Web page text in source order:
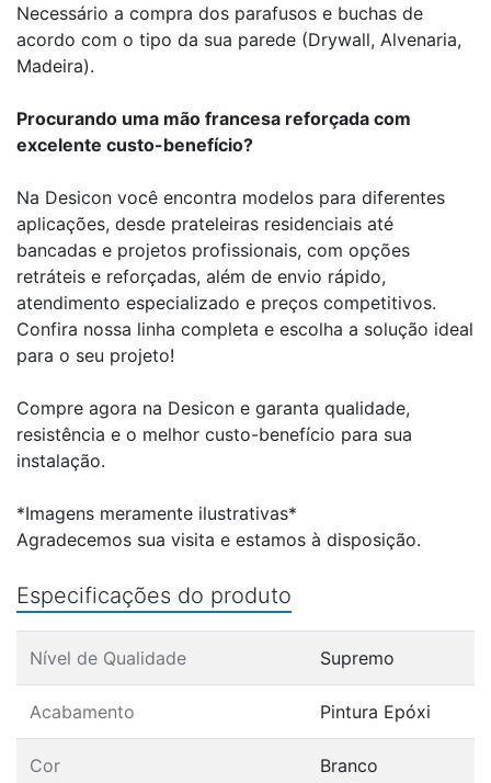
Necessário a compra dos parafusos e buchas de
acordo com o tipo da sua parede (Drywall, Alvenaria,
Madeira).
Procurando uma mão francesa reforçada com
excelente custo-benefício?
Na Desicon você encontra modelos para diferentes
aplicações, desde prateleiras residenciais até
bancadas e projetos profissionais, com opções
retráteis e reforçadas, além de envio rápido,
atendimento especializado e preços competitivos.
Confira nossa linha completa e escolha a solução ideal
para o seu projeto!
Compre agora na Desicon e garanta qualidade,
resistência e o melhor custo-benefício para sua
instalação.
*Imagens meramente ilustrativas*
Agradecemos sua visita e estamos à disposição.
Especificações do produto
Nível de Qualidade Supremo
Acabamento Pintura Epóxi
Cor Branco